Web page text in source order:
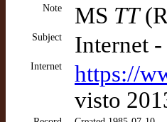
Note MS TT
Subject Internet
Internet
https://
visto